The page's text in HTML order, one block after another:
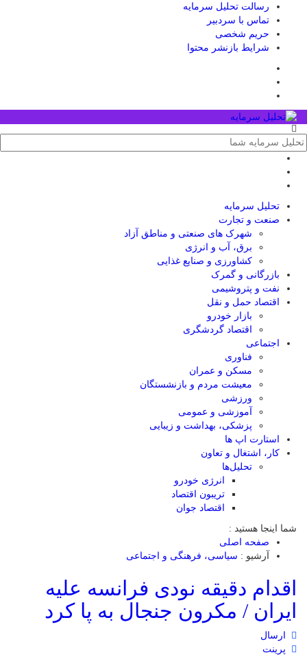
رسالت تحلیل سرمایه
تماس با سردبیر
حریم شخصی
شرایط بازنشر محتوا
تحلیل‌ سرمایه
صنعت و تجارت
شهرک های صنعتی و مناطق آزاد
برق، آب و انرژی
کشاورزی و صنایع غذایی
بازرگانی و گمرک
نفت و پتروشیمی
اقتصاد حمل و نقل
بازار خودرو
اقتصاد گردشگری
اجتماعی
فناوری
مسکن و عمران
معیشت مردم و بازنشستگان
ورزشی
آموزشی و عمومی
پزشکی، بهداشت و زیبایی
استارت اپ ها
کار، اشتغال و تعاون
تحلیل‌ها
انرژی خودرو
تریبون اقتصاد
اقتصاد جوان
شما اینجا هستید :
صفحه اصلی
آرشیو : سیاسی، فرهنگی و اجتماعی
اقدام دقیقه نودی فرانسه علیه
ایران / مکرون جنجال به پا کرد
ارسال
پرینت